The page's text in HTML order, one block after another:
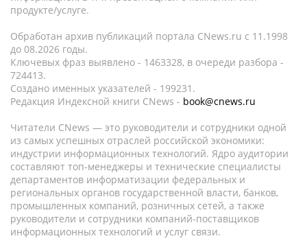
продукте/услуге.
Обработан архив публикаций портала CNews.ru c 11.1998
до 08.2026 годы.
Ключевых фраз выявлено - 1463328, в очереди разбора -
724413.
Создано именных указателей - 199231.
Редакция Индексной книги CNews - book@cnews.ru
Читатели CNews — это руководители и сотрудники одной
из самых успешных отраслей российской экономики:
индустрии информационных технологий. Ядро аудитории
составляют топ-менеджеры и технические специалисты
департаментов информатизации федеральных и
региональных органов государственной власти, банков,
промышленных компаний, розничных сетей, а также
руководители и сотрудники компаний-поставщиков
информационных технологий и услуг связи.